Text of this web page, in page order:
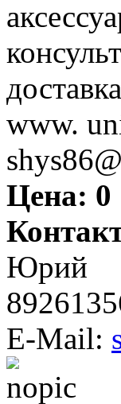
www.
Цена: 0
Юрий
E-Mail: